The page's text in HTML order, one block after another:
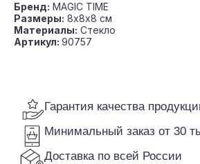
Бренд: MAGIC TIME
Размеры: 8х8х8 см
Материалы: Стекло
Артикул: 90757